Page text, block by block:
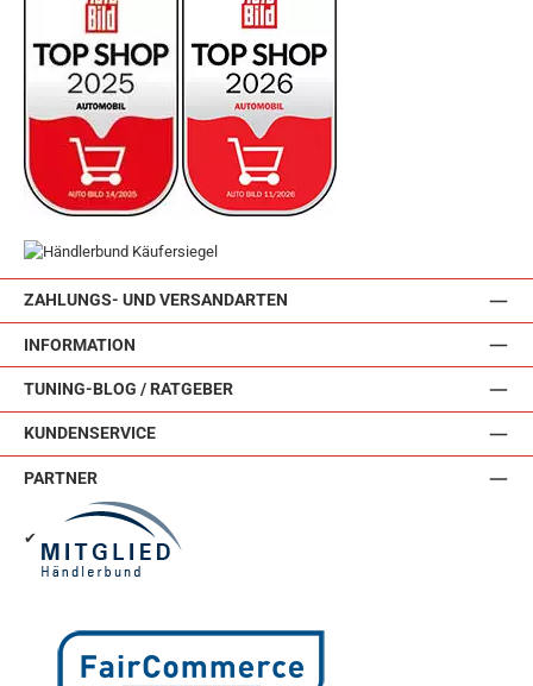
ZAHLUNGS- UND VERSANDARTEN
INFORMATION
TUNING-BLOG / RATGEBER
KUNDENSERVICE
PARTNER
✔